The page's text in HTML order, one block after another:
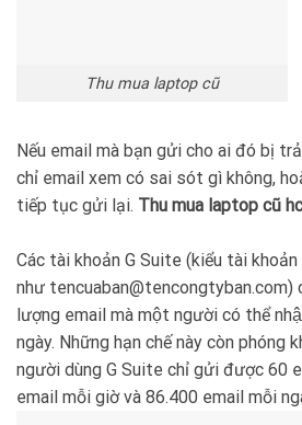
Thu mua laptop cũ
Nếu email mà bạn gửi cho ai đó bị
chỉ email xem có sai sót gì không,
tiếp tục gửi lại. Thu mua laptop cũ
Các tài khoản G Suite (kiểu tài khoản
như tencuaban@tencongtyban.com)
lượng email mà một người có thể
ngày. Những hạn chế này còn phóng
người dùng G Suite chỉ gửi được 60
email mỗi giờ và 86.400 email mỗi